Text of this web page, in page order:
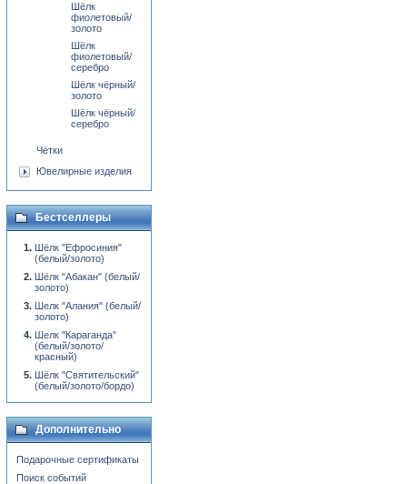
Шёлк
фиолетовый/
золото
Шёлк
фиолетовый/
серебро
Шёлк чёрный/
золото
Шёлк чёрный/
серебро
Чётки
Ювелирные изделия
Бестселлеры
Шёлк "Ефросиния"
(белый/золото)
Шёлк "Абакан" (белый/
золото)
Шелк "Алания" (белый/
золото)
Шелк "Караганда"
(белый/золото/
красный)
Шёлк "Святительский"
(белый/золото/бордо)
Дополнительно
Подарочные сертификаты
Поиск событий